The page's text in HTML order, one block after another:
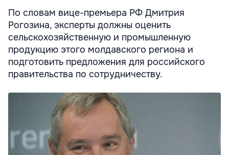
По словам вице-премьера РФ Дмитрия
Рогозина, эксперты должны оценить
сельскохозяйственную и промышленную
продукцию этого молдавского региона и
подготовить предложения для российского
правительства по сотрудничеству.